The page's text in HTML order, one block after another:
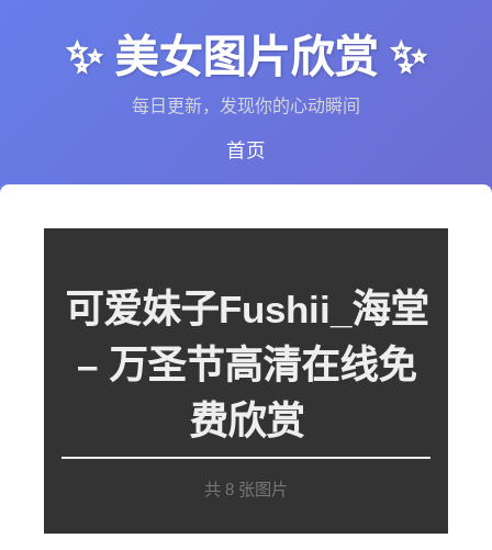
✨ 美女图片欣赏 ✨
每日更新，发现你的心动瞬间
首页
可爱妹子Fushii_海堂
– 万圣节高清在线免
费欣赏
共 8 张图片